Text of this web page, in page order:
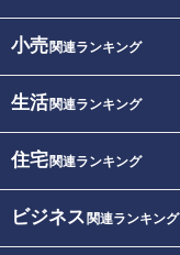
小売関連ランキング
生活関連ランキング
住宅関連ランキング
ビジネス 関連ランキング